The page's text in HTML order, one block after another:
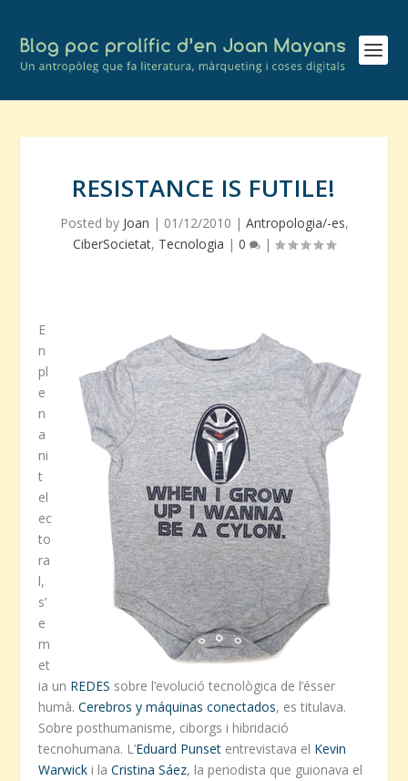
RESISTANCE IS FUTILE!
Posted by Joan | 01/12/2010 | Antropologia/-es,
CiberSocietat, Tecnologia | 0 |
E
n
pl
e
n
a
ni
t
el
ec
to
ra
l,
s’
e
m
et
ia un REDES sobre l’evolució tecnològica de l’ésser
humà.Cerebros y máquinas conectados, es titulava.
Sobre posthumanisme, ciborgs i hibridació
tecnohumana. L’Eduard Punset entrevistava el Kevin
Warwick i laCristina Sáez, la periodista que guionava el